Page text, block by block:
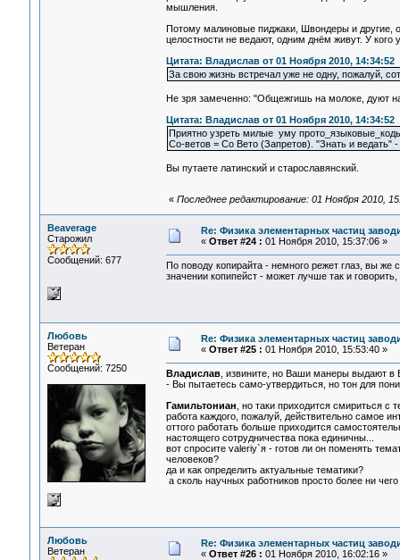
мышления.
Потому малиновые пиджаки, Швондеры и другие,
целостности не ведают, одним днём живут. У кого
Цитата: Владислав от 01 Ноября 2010, 14:34:52
За свою жизнь встречал уже не одну, пожалуй,
Не зря замеченно: "Общежгишь на молоке, дуют
Цитата: Владислав от 01 Ноября 2010, 14:34:52
Приятно узреть милые уму
Со-ветов = Со Вето (Запретов). "Знать и ведать" -
Вы путаете латинский и старославянский.
« Последнее редактирование: 01 Ноября 2010,
Beaverage
Старожил
Сообщений: 677
Re: Физика элементарных частиц
« Ответ #24 : 01 Ноября 2010, 15:37:06 »
По поводу копирайта - немного режет глаз, вы же
значении копипейст - может лучше так и
Любовь
Ветеран
Сообщений: 7250
Re: Физика элементарных частиц
« Ответ #25 : 01 Ноября 2010, 15:53:40 »
Владислав, извините, но Ваши манеры выдают в
- Вы пытаетесь само-утвердиться, но тон для
Гамильтониан , но таки приходится смириться
работа каждого, пожалуй, действительно самое
оттого работать больше приходится
настоящего сотрудничества пока единичны...
вот спросите valeriy`я - готов ли он поменять
человеков?
да и как определить актуальные тематики?
а сколь научных работников просто более ни
Любовь
Ветеран
Re: Физика элементарных частиц
« Ответ #26 : 01 Ноября 2010, 16:02:16 »